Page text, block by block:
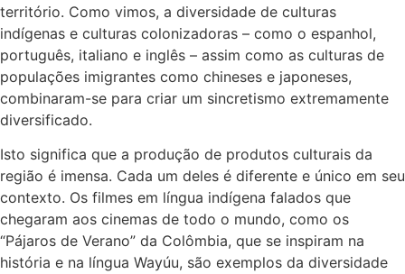
território. Como vimos, a diversidade de culturas
indígenas e culturas colonizadoras – como o espanhol,
português, italiano e inglês – assim como as culturas de
populações imigrantes como chineses e japoneses,
combinaram-se para criar um sincretismo extremamente
diversificado.
Isto significa que a produção de produtos culturais da
região é imensa. Cada um deles é diferente e único em seu
contexto. Os filmes em língua indígena falados que
chegaram aos cinemas de todo o mundo, como os
“Pájaros de Verano” da Colômbia, que se inspiram na
história e na língua Wayúu, são exemplos da diversidade